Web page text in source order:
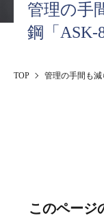
管理の手
鋼「ASK-
TOP 管理の手間も減
このページ